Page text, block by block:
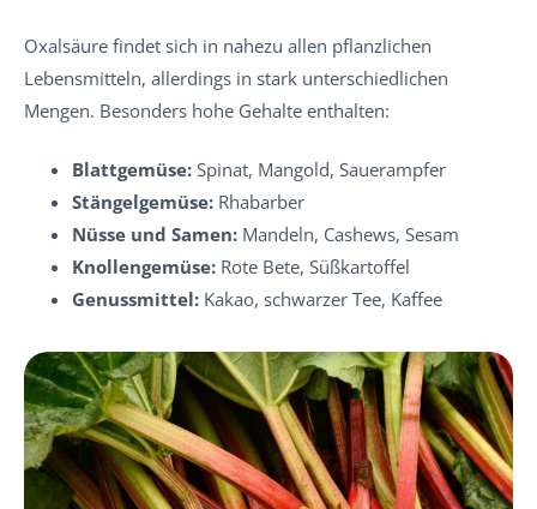
Oxalsäure findet sich in nahezu allen pflanzlichen
Lebensmitteln, allerdings in stark unterschiedlichen
Mengen. Besonders hohe Gehalte enthalten:
Blattgemüse: Spinat, Mangold, Sauerampfer
Stängelgemüse: Rhabarber
Nüsse und Samen: Mandeln, Cashews, Sesam
Knollengemüse: Rote Bete, Süßkartoffel
Genussmittel: Kakao, schwarzer Tee, Kaffee